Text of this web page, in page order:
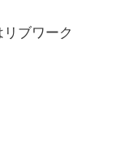
ブワーク